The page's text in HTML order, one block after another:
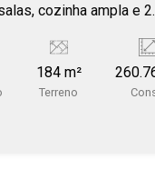
cozinha ampla e 2
banheiro e um
e advocacia, clínicas,
184 m²
Terreno